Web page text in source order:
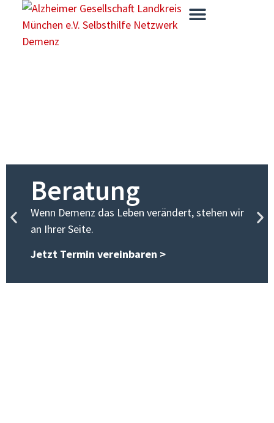
Beratung
Wenn Demenz das Leben verändert, stehen wir
an Ihrer Seite.
Jetzt Termin vereinbaren >